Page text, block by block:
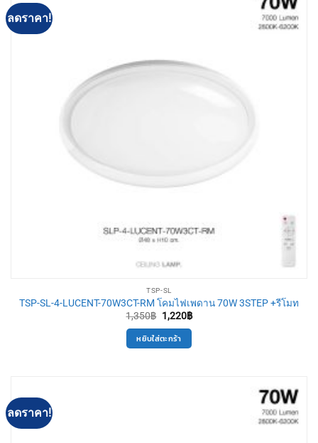
ลดราคา!
TSP-SL
TSP-SL-4-LUCENT-70W3CT-RM โคมไฟเพดาน 70W 3STEP +รีโมท
1,350฿ Original
price
was:
1,350฿.
1,220฿Current
is:
1,220฿.
หยิบใส่ตะกร้า
ลดราคา!